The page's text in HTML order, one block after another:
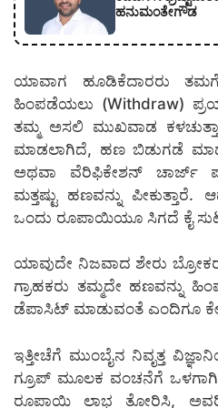
ಹನುಮಂತೇಗೌಡ
ಯಾವಾಗ ಹೂಡಿಕೆದಾರರು
ಹಿಂಪಡೆಯಲು (Withdraw)
ತಮ್ಮ ಅಸಲಿ ಮುಖವಾಡ
ಮಾಡಲಾಗಿದೆ, ಹಣ ಬಿಡುಗಡೆ
ಅಥವಾ ವೆರಿಫಿಕೇಶನ್ ಚಾರ್ಜ್
ಮತ್ತಷ್ಟು ಹಣವನ್ನು
ಒಂದು ರೂಪಾಯಿಯೂ ಸಿಗದೆ ಕೈ
ಯಾವುದೇ ನಿಜವಾದ ಶೇರು
ಗ್ರಾಹಕರು ತಮ್ಮದೇ ಹಣವನ್ನು
ಡೆಪಾಸಿಟ್ ಮಾಡುವಂತೆ ಎಂದಿಗೂ
ಇತ್ತೀಚೆಗೆ ಮುಂಬೈನ ನಿವೃತ್ತ
ಗ್ರೂಪ್ ಮೂಲಕ ವಂಚನೆಗೆ
ರೂಪಾಯಿ ಲಾಭ ತೋರಿಸಿ,